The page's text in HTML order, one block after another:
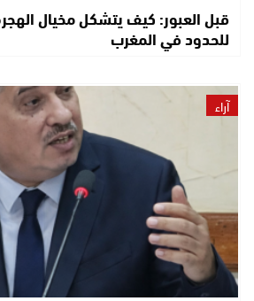
قبل العبور: كيف يتشكل مخيال
للحدود في المغرب
آراء